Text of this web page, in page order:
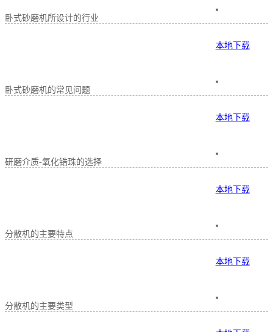
卧式砂磨机所设计的行业
本地下载
卧式砂磨机的常见问题
本地下载
研磨介质-氧化锆珠的选择
本地下载
分散机的主要特点
本地下载
分散机的主要类型